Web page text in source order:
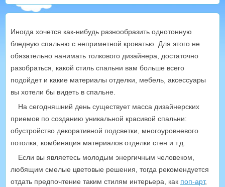
Иногда хочется как-нибудь разнообразить однотонную
бледную спальню с неприметной кроватью. Для этого не
обязательно нанимать толкового дизайнера, достаточно
разобраться, какой стиль спальни вам больше всего
подойдет и какие материалы отделки, мебель, аксессуары
вы хотели бы видеть в спальне.
На сегодняшний день существует масса дизайнерских
приемов по созданию уникальной красивой спальни:
обустройство декоративной подсветки, многоуровневого
потолка, комбинация материалов отделки стен и т.д.
Если вы являетесь молодым энергичным человеком,
любящим смелые цветовые решения, тогда рекомендуется
отдать предпочтение таким стилям интерьера, как поп-арт,